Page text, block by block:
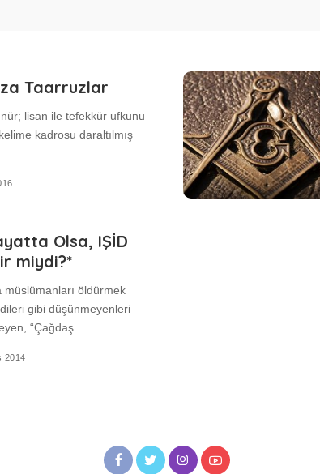
Taarruzlar
lisan ile tefekkür ufkunu
kadrosu daraltılmış
Olsa, IŞİD
miydi?*
müslümanları öldürmek
gibi düşünmeyenleri
“Çağdaş
2014